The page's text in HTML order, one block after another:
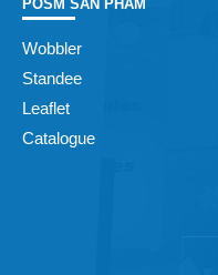
POSM SẢN PHẨM
Wobbler
Standee
Leaflet
Catalogue